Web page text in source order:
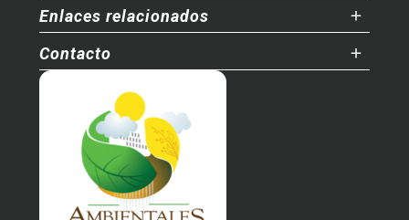
Enlaces relacionados
Contacto